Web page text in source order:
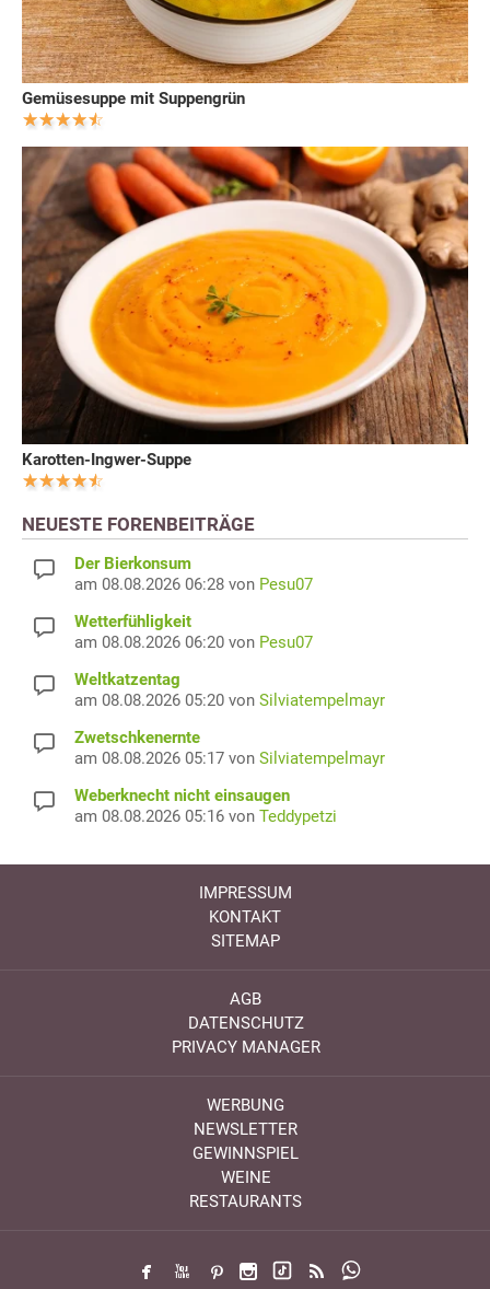
Gemüsesuppe mit Suppengrün
Karotten-Ingwer-Suppe
NEUESTE FORENBEITRÄGE
Der Bierkonsum
am 08.08.2026 06:28 von Pesu07
Wetterfühligkeit
am 08.08.2026 06:20 von Pesu07
Weltkatzentag
am 08.08.2026 05:20 von Silviatempelmayr
Zwetschkenernte
am 08.08.2026 05:17 von Silviatempelmayr
Weberknecht nicht einsaugen
am 08.08.2026 05:16 von Teddypetzi
IMPRESSUM
KONTAKT
SITEMAP
AGB
DATENSCHUTZ
PRIVACY MANAGER
WERBUNG
NEWSLETTER
GEWINNSPIEL
WEINE
RESTAURANTS